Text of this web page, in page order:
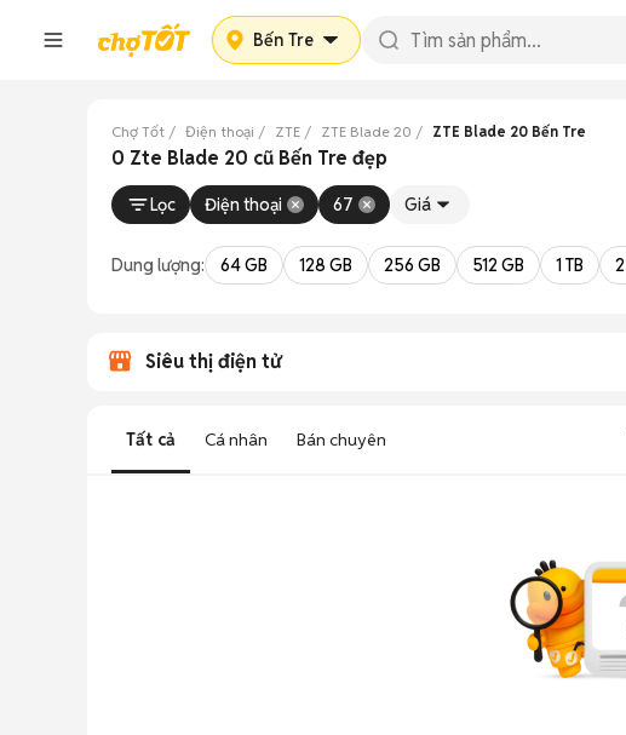
Bến Tre
Chợ Tốt Điện thoại ZTE ZTE Blade 20 ZTE Blade 20 Bến Tre
0 Zte Blade 20 cũ Bến Tre đẹp
Lọc Điện thoại 67 Giá
Dung lượng: 64 GB 128 GB 256 GB 512 GB 1 TB
Siêu thị điện tử
Tất cả Cá nhân Bán chuyên